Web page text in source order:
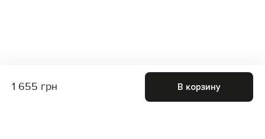
1 655 грн В корзину